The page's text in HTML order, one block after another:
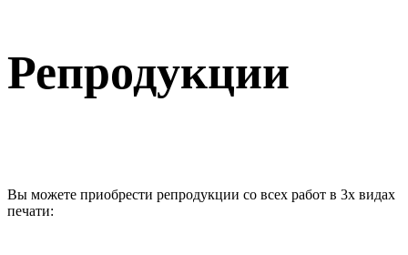
Репродукции
Вы можете приобрести репродукции со всех работ в 3х видах
печати: